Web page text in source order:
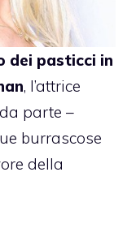
dei pasticci in
, l’attrice
parte –
burrascose
della